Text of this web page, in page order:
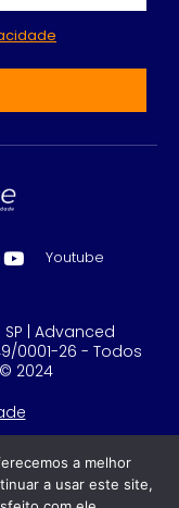
Youtube
| Advanced
0001-26 - Todos
2024
DPG
a melhor
a usar este site,